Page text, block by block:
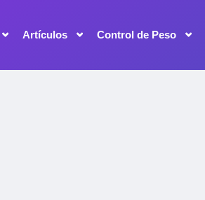
Artículos Control de Peso